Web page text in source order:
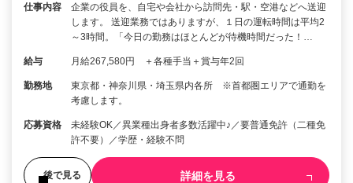
仕事内容
企業の役員を、自宅や会社から訪問先・駅・空港などへ送迎
します。 送迎業務ではありますが、１日の運転時間は平均2
～3時間。「今日の勤務はほとんどが待機時間だった！…
給与 月給267,580円 ＋各種手当＋賞与年2回
勤務地
東京都・神奈川県・埼玉県内各所 ※首都圏エリアで通勤を
考慮します。
応募資格
未経験OK／異業種出身者多数活躍中♪／要普通免許（二種免
許不要）／学歴・経験不問
後で見る 詳細を見る